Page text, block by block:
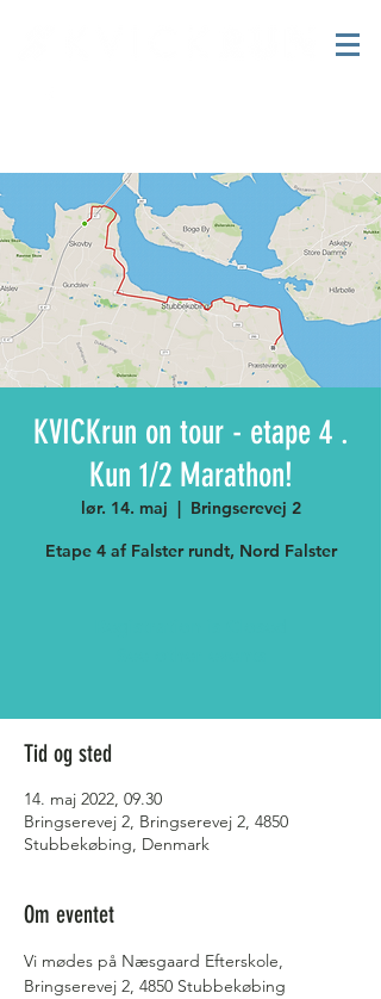
KVICKrun on tour - etape 4 .
Kun 1/2 Marathon!
lør. 14. maj
  |
Bringserevej 2
Etape 4 af Falster rundt, Nord Falster
Tid og sted
14. maj 2022, 09.30
Bringserevej 2, Bringserevej 2, 4850
Stubbekøbing, Denmark
Om eventet
Vi mødes på Næsgaard Efterskole,
Bringserevej 2, 4850 Stubbekøbing